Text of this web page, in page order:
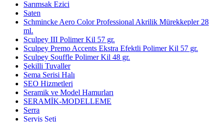
Sarımsak Ezici
Saten
Schmincke Aero Color Professional Akrilik Mürekkepler 28
ml.
Sculpey III Polimer Kil 57 gr.
Sculpey Premo Accents Ekstra Efektli Polimer Kil 57 gr.
Sculpey Souffle Polimer Kil 48 gr.
Şekilli Tuvaller
Sema Serisi Halı
SEO Hizmetleri
Seramik ve Model Hamurları
SERAMİK-MODELLEME
Serra
Servis Seti